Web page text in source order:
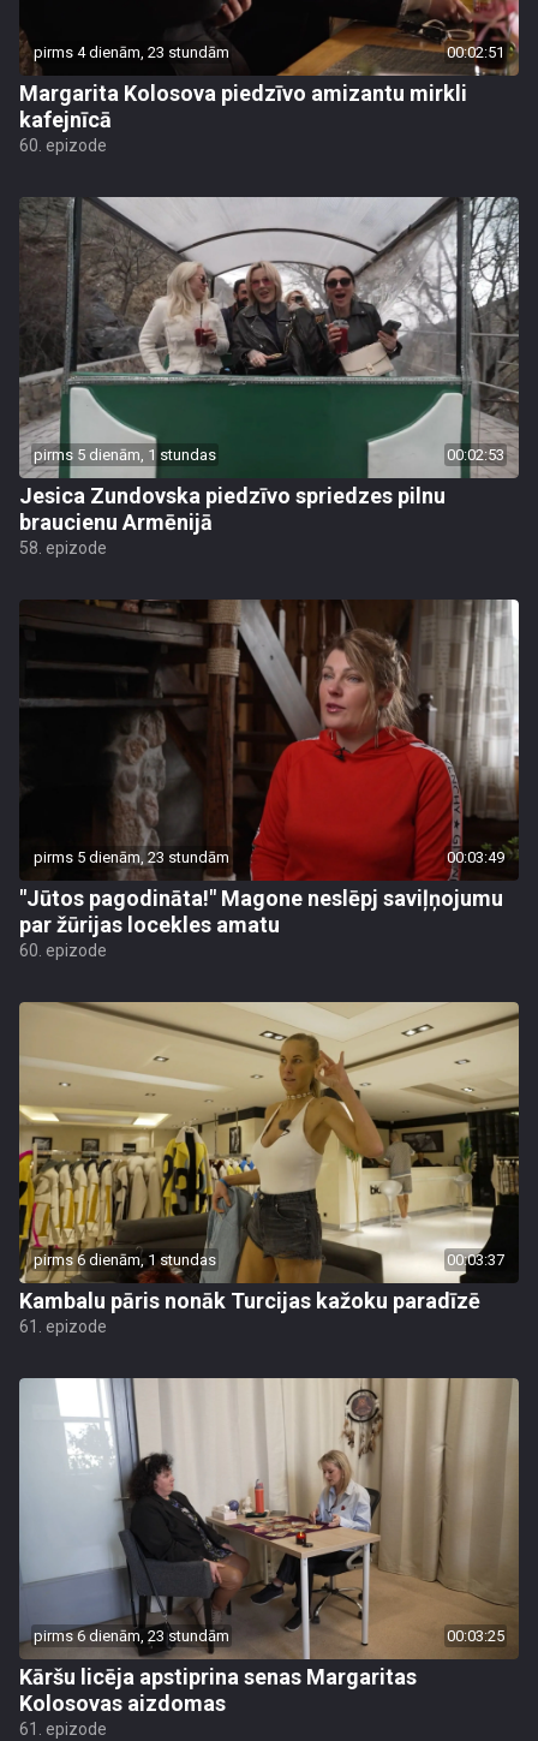
pirms 4 dienām, 23 stundām 00:02:51
Margarita Kolosova piedzīvo amizantu mirkli
kafejnīcā
60. epizode
pirms 5 dienām, 1 stundas 00:02:53
Jesica Zundovska piedzīvo spriedzes pilnu
braucienu Armēnijā
58. epizode
pirms 5 dienām, 23 stundām 00:03:49
"Jūtos pagodināta!" Magone neslēpj saviļņojumu
par žūrijas locekles amatu
60. epizode
pirms 6 dienām, 1 stundas 00:03:37
Kambalu pāris nonāk Turcijas kažoku paradīzē
61. epizode
pirms 6 dienām, 23 stundām 00:03:25
Kāršu licēja apstiprina senas Margaritas
Kolosovas aizdomas
61. epizode